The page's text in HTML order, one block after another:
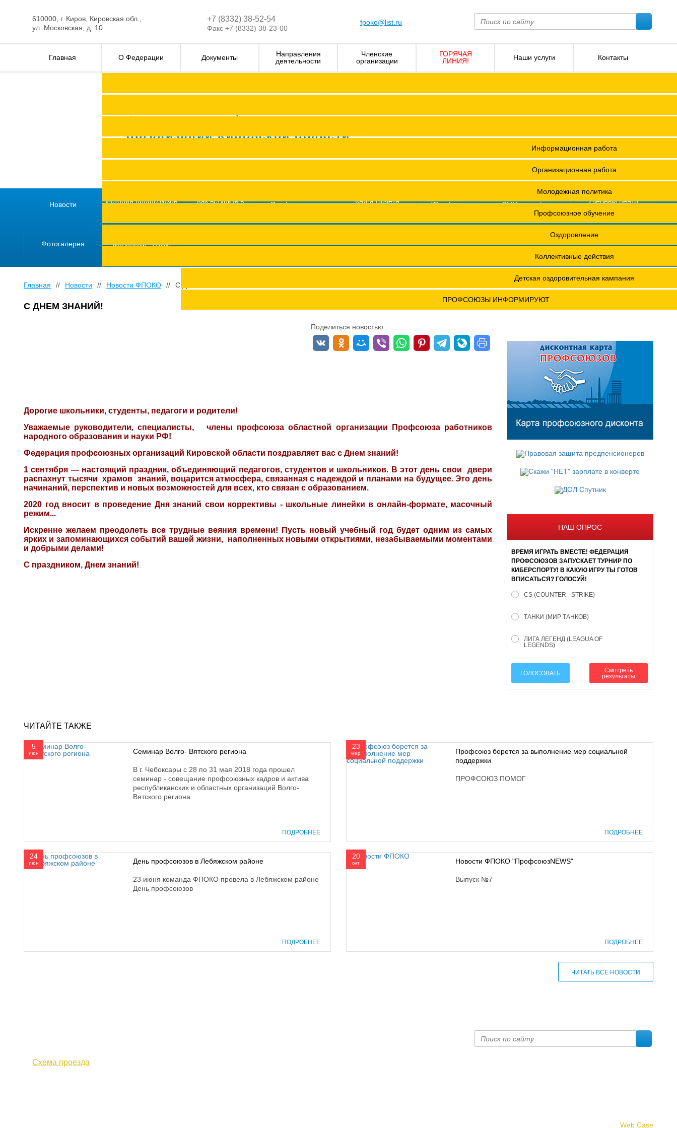
610000, г. Киров, Кировская обл.,
ул. Московская, д. 10
+7 (8332) 38-52-54
Факс +7 (8332) 38-23-00
fpoko@list.ru
Главная О Федерации Документы
Решения Советов Федерации
Постановления президиумов
Сводные данные о результатах проведения специальной оценки условий труда (СОУТ)
Научно-практическая конференция МОТ- ФНПР
ПРОФСОЮЗЫ ИНФОРМИРУЮТ
Направления
деятельности
Информационная работа
Организационная работа
Молодежная политика
Профсоюзное обучение
Оздоровление
Коллективные действия
Детская оздоровительная кампания
Членские
организации
ГОРЯЧАЯ
ЛИНИЯ!
Наши услуги Контакты
Федерация профсоюзных
организаций Кировской области
Новости
История профсоюзов
Как вступить в
Профсоюз помог
Книга Почета
"Профсоюзная
СМИ о профсоюзах
Учебный центр
Фотогалерея
молодежи "ТВОЙ
Главная // Новости // Новости ФПОКО // С ДНЕМ ЗНАНИЙ!
С ДНЕМ ЗНАНИЙ!
Поделиться новостью
Дорогие школьники, студенты, педагоги и родители!
Уважаемые руководители, специалисты, члены профсоюза областной организации Профсоюза работников
народного образования и науки РФ!
Федерация профсоюзных организаций Кировской области поздравляет вас с Днем знаний!
1 сентября — настоящий праздник, объединяющий педагогов, студентов и школьников. В этот день свои двери
распахнут тысячи храмов знаний, воцарится атмосфера, связанная с надеждой и планами на будущее. Это день
начинаний, перспектив и новых возможностей для всех, кто связан с образованием.
2020 год вносит в проведение Дня знаний свои коррективы - школьные линейки в онлайн-формате, масочный
режим...
Искренне желаем преодолеть все трудные веяния времени! Пусть новый учебный год будет одним из самых
ярких и запоминающихся событий вашей жизни, наполненных новыми открытиями, незабываемыми моментами
и добрыми делами!
С праздником, Днем знаний!
НАШ ОПРОС
ВРЕМЯ ИГРАТЬ ВМЕСТЕ! ФЕДЕРАЦИЯ
ПРОФСОЮЗОВ ЗАПУСКАЕТ ТУРНИР ПО
КИБЕРСПОРТУ! В КАКУЮ ИГРУ ТЫ ГОТОВ
ВПИСАТЬСЯ? ГОЛОСУЙ!
CS (COUNTER - STRIKE)
ТАНКИ (МИР ТАНКОВ)
ЛИГА ЛЕГЕНД (LEAGUA OF
LEGENDS)
ГОЛОСОВАТЬ
Смотреть
результаты
ЧИТАЙТЕ ТАКЖЕ
5
июн Семинар Волго- Вятского региона
В г. Чебоксары с 28 по 31 мая 2018 года прошел
семинар - совещание профсоюзных кадров и актива
республиканских и областных организаций Волго-
Вятского региона
ПОДРОБНЕЕ
23
мар
Профсоюз борется за выполнение мер социальной
поддержки
ПРОФСОЮЗ ПОМОГ
ПОДРОБНЕЕ
24
июн День профсоюзов в Лебяжском районе
23 июня команда ФПОКО провела в Лебяжском районе
День профсоюзов
ПОДРОБНЕЕ
20
окт Новости ФПОКО "ПрофсоюзNEWS"
Выпуск №7
ПОДРОБНЕЕ
ЧИТАТЬ ВСЕ НОВОСТИ
Схема проезда
Web Case